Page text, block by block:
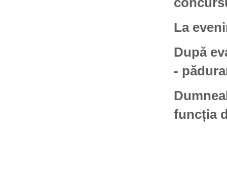
La
După
-
funcția